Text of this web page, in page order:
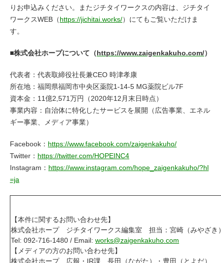
りお申込みください。またジチタイワークスの内容は、ジチタイ
ワークスWEB（https://jichitai.works/）にてもご覧いただけま
す。
■株式会社ホープについて（https://www.zaigenkakuho.com/）
代表者：代表取締役社長兼CEO 時津孝康
所在地：福岡県福岡市中央区薬院1-14-5 MG薬院ビル7F
資本金：11億2,571万円（2020年12月末日時点）
事業内容：自治体に特化したサービスを展開（広告事業、エネル
ギー事業、メディア事業）
Facebook： https://www.facebook.com/zaigenkakuho/
Twitter： https://twitter.com/HOPEINC4
Instagram： https://www.instagram.com/hope_zaigenkakuho/?hl
=ja
【本件に関するお問い合わせ先】
株式会社ホープ ジチタイワークス編集室 担当：宮崎（みやざき
Tel: 092-716-1480 / Email: works@zaigenkakuho.com
【メディアの方のお問い合わせ先】
株式会社ホープ 広報・IR課 長田（ながた）・豊田（とよだ）